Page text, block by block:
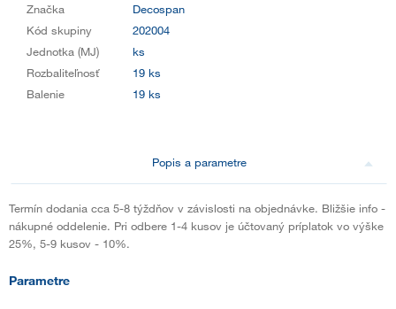
Značka
Decospan
Kód skupiny
202004
Jednotka (MJ)
ks
Rozbaliteľnosť
19 ks
Balenie
19 ks
Popis a parametre
Termín dodania cca 5-8 týždňov v závislosti na objednávke. Bližšie info -
nákupné oddelenie. Pri odbere 1-4 kusov je účtovaný príplatok vo výške
25%, 5-9 kusov - 10%.
Parametre